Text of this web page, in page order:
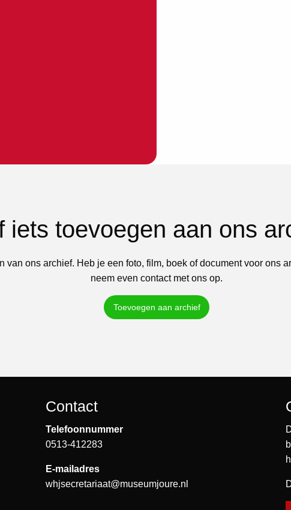
iets toevoegen aan ons
ons archief. Heb je een foto, film, boek of document voor ons
neem even contact met ons op.
Toevoegen aan archief
Contact
Telefoonnummer
0513-412283
E-mailadres
whjsecretariaat@museumjoure.nl